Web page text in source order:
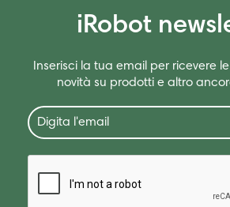
iRobot
Inserisci la tua email per ricevere
novità su prodotti e altro